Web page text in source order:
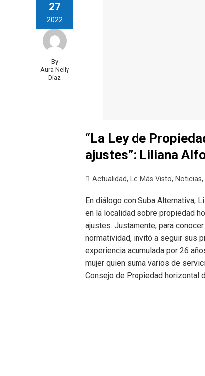
27
2022
By
Aura Nelly
Díaz
“La Ley de
ajustes”: Liliana
Actualidad, Lo Más Visto, Noticias,
En diálogo con Suba Alternativa,
en la localidad sobre propiedad
ajustes. Justamente, para
normatividad, invitó a seguir sus
experiencia acumulada por 26
mujer quien suma varios de
Consejo de Propiedad horizontal